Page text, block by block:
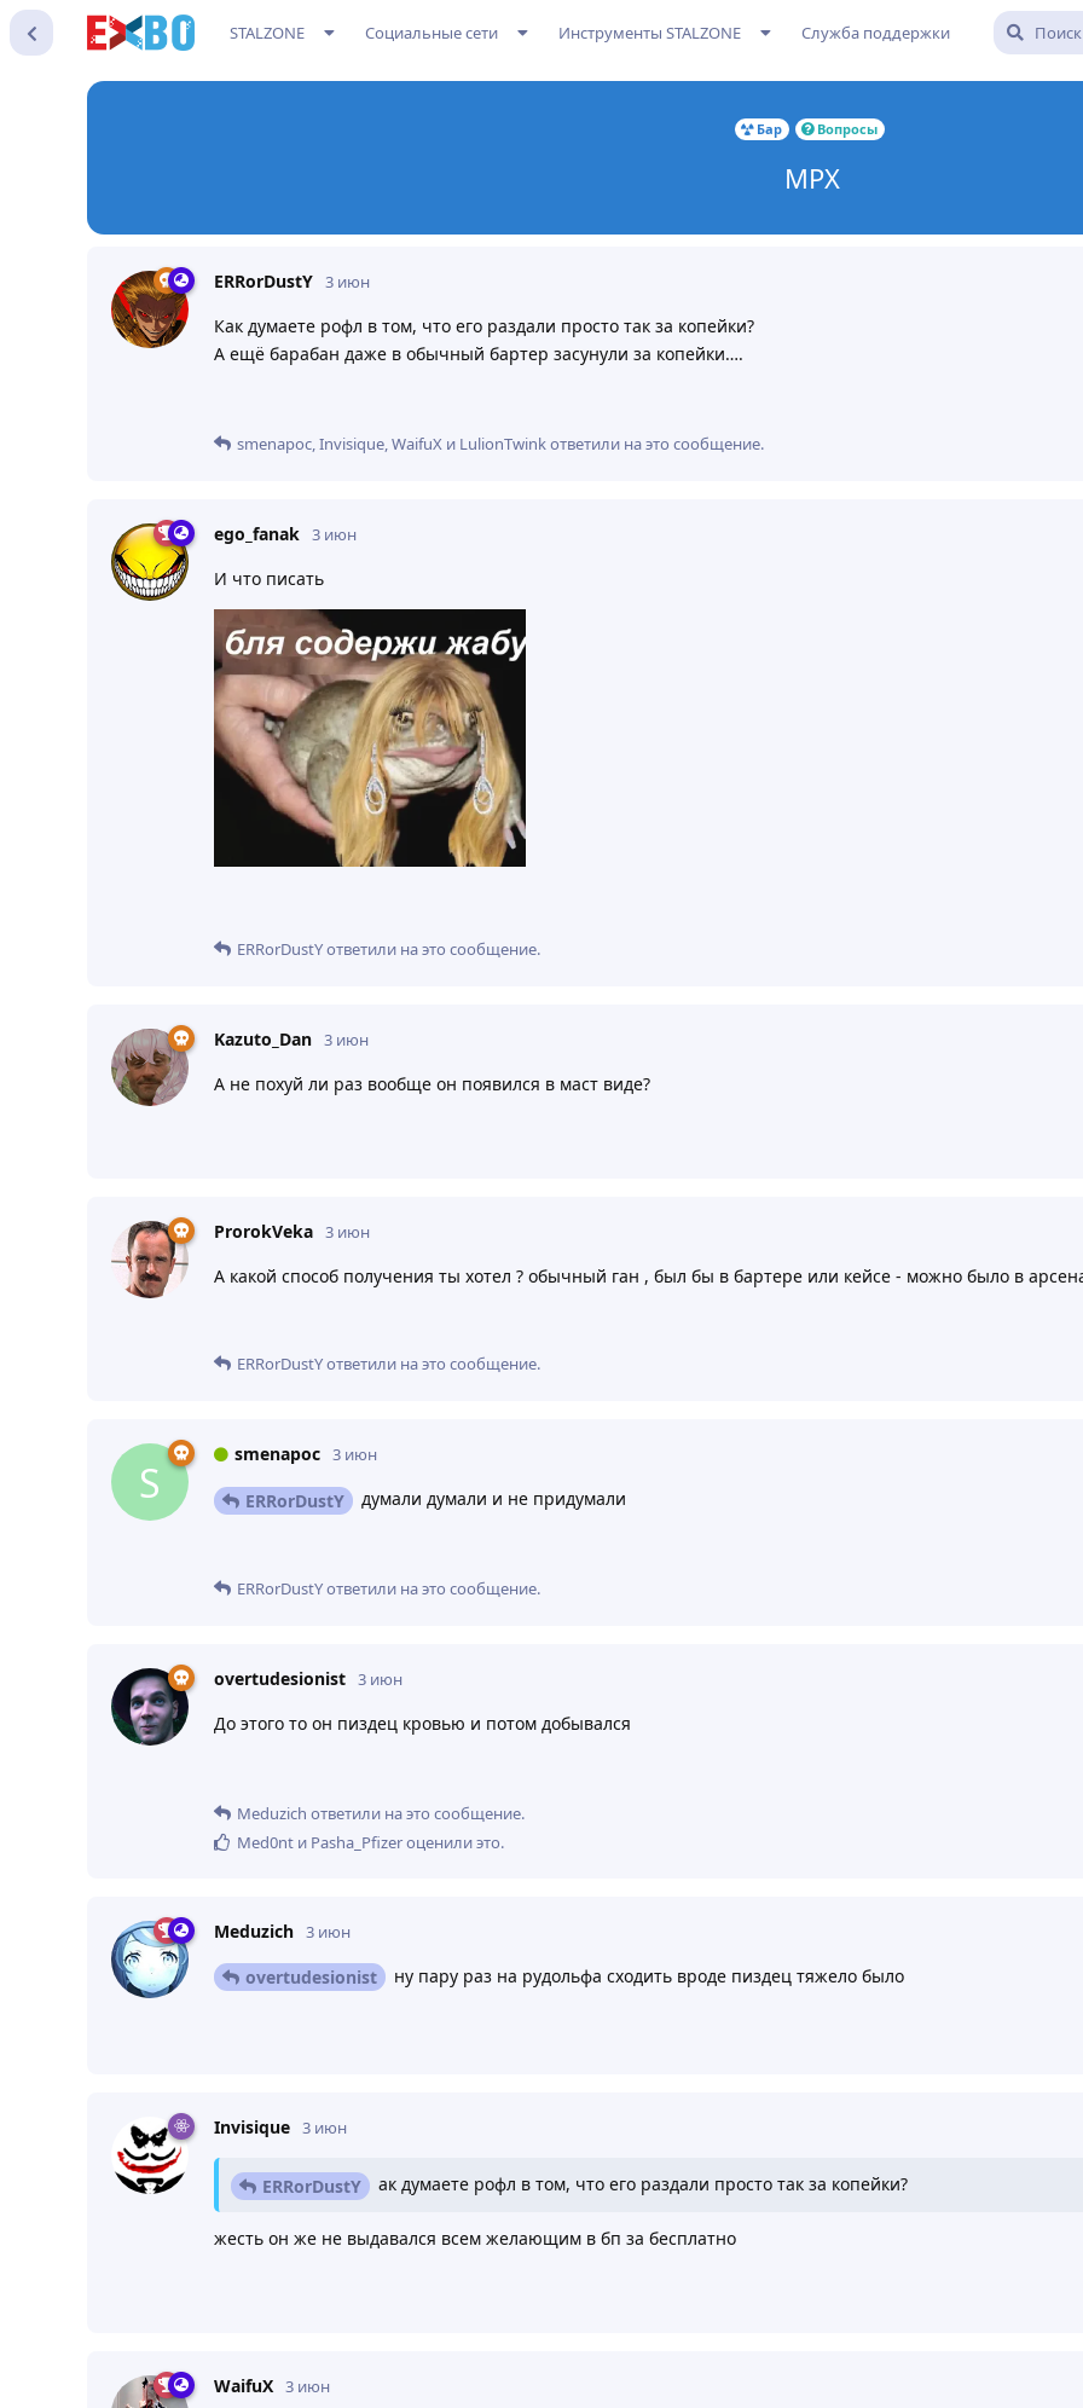
STALZONE Социальные сети Инструменты STALZONE Служба поддержки
Бар Вопросы
MPX
ERRorDustY 3 июн
Как думаете рофл в том, что его раздали просто так за копейки?
А ещё барабан даже в обычный бартер засунули за копейки….
smenapoc,Invisique,WaifuX и LulionTwinkответили на это сообщение.
ego_fanak 3 июн
И что писать
ERRorDustYответили на это сообщение.
Kazuto_Dan 3 июн
А не похуй ли раз вообще он появился в маст виде?
ProrokVeka 3 июн
А какой способ получения ты хотел ? обычный ган , был бы в бартере или кейсе - можно было в
ERRorDustYответили на это сообщение.
S
smenapoc 3 июн
ERRorDustY думали думали и не придумали
ERRorDustYответили на это сообщение.
overtudesionist 3 июн
До этого то он пиздец кровью и потом добывался
Meduzich ответили на это сообщение.
Med0nt и Pasha_Pfizerоценили это.
Meduzich 3 июн
overtudesionist ну пару раз на рудольфа сходить вроде пиздец тяжело было
Invisique 3 июн
ERRorDustY ак думаете рофл в том, что его раздали просто так за копейки?
жесть он же не выдавался всем желающим в бп за бесплатно
WaifuX 3 июн